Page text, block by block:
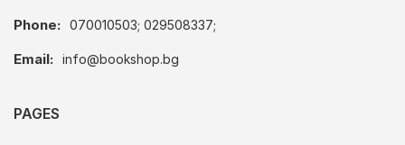
Phone: 070010503; 029508337;
Email: info@bookshop.bg
PAGES